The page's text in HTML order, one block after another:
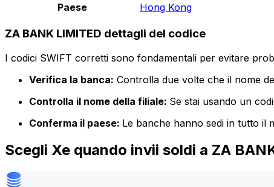
Paese
Hong Kong
ZA BANK LIMITED dettagli del codice
I codici SWIFT corretti sono fondamentali per evitare
Verifica la banca: Controlla due volte che il nome
Controlla il nome della filiale: Se stai usando un
Conferma il paese: Le banche hanno sedi in tutto il
Scegli Xe quando invii soldi a ZA